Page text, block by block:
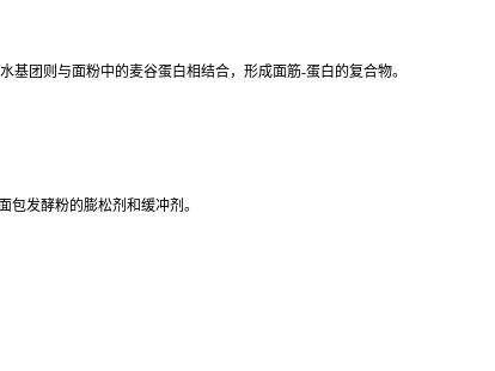
团则与面粉中的麦谷蛋白相结合，形成面筋-蛋白的复合物。
发酵粉的膨松剂和缓冲剂。